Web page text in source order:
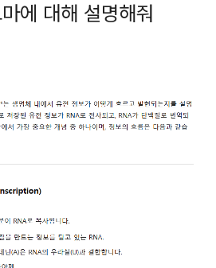
에 대해 설명해줘